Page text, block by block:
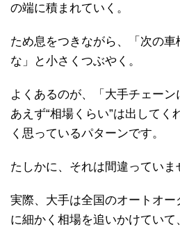
の端に積まれていく。
ため息をつきながら、「次の車
な」と小さくつぶやく。
よくあるのが、「大手チェーン
あえず“相場くらい”は出してく
く思っているパターンです。
たしかに、それは間違っていま
実際、大手は全国のオートオ
に細かく相場を追いかけてい